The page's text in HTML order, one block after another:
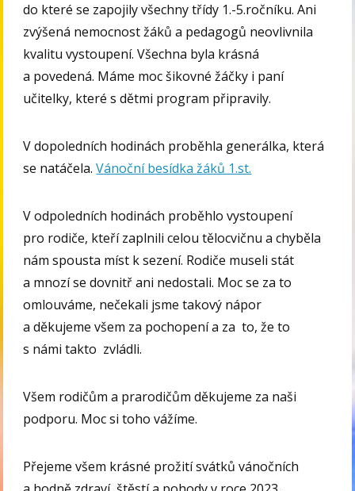
do které se zapojily všechny třídy 1.-5.ročníku. Ani
zvýšená nemocnost žáků a pedagogů neovlivnila
kvalitu vystoupení. Všechna byla krásná
a povedená. Máme moc šikovné žáčky i paní
učitelky, které s dětmi program připravily.
V dopoledních hodinách proběhla generálka, která
se natáčela.Vánoční besídka žáků 1.st.
V odpoledních hodinách proběhlo vystoupení
pro rodiče, kteří zaplnili celou tělocvičnu a chyběla
nám spousta míst k sezení. Rodiče museli stát
a mnozí se dovnitř ani nedostali. Moc se za to
omlouváme, nečekali jsme takový nápor
a děkujeme všem za pochopení a za to, že to
s námi takto zvládli.
Všem rodičům a prarodičům děkujeme za naši
podporu. Moc si toho vážíme.
Přejeme všem krásné prožití svátků vánočních